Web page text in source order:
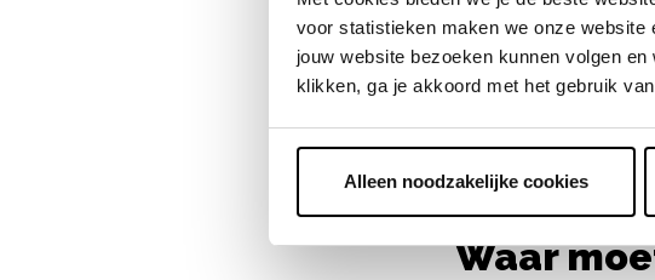
voor statistieken maken we onze website
jouw website bezoeken kunnen volgen
klikken, ga je akkoord met het gebruik
Alleen noodzakelijke cookies
Totaal?
Bij Bike Totaal koop
afgesteld door onze
vakkundig voor je op.
meer beschikbaar?
Waar